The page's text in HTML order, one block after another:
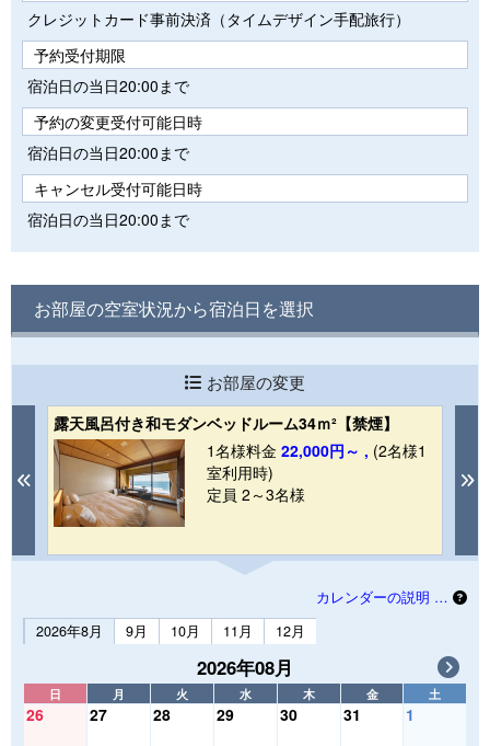
クレジットカード事前決済（タイムデザイン手配旅行）
予約受付期限
宿泊日の当日20:00まで
予約の変更受付可能日時
宿泊日の当日20:00まで
キャンセル受付可能日時
宿泊日の当日20:00まで
お部屋の空室状況から宿泊日を選択
お部屋の変更
Previous
露天風呂付き和モダンベッドルーム34ｍ²【禁煙】
1名様料金 22,000円～ , (2名様1
室利用時)
定員 2～3名様
カレンダーの説明 …
2026年8月
9月 10月 11月 12月
2026年08月
日 月 火 水 木 金 土
26 27 28 29 30 31 1